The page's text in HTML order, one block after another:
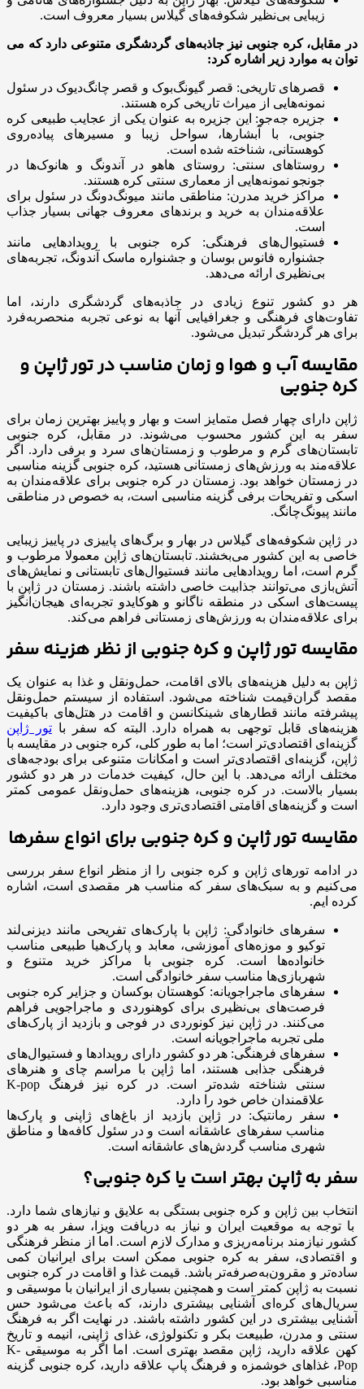
زیبایی بی‌نظیر شکوفه‌های گیلاس بسیار معروف است.
در مقابل، کره جنوبی نیز جاذبه‌های گردشگری متنوعی دارد که می
توان به موارد زیر اشاره کرد:
قصرهای تاریخی: قصر گیونگ‌بوک و قصر چانگ‌دیوک در سئول
نمونه‌هایی از میراث تاریخی کره هستند.
جزیره جه‌جو: این جزیره به عنوان یکی از عجایب طبیعی کره
جنوبی، با آبشارها، سواحل زیبا و مسیرهای پیاده‌روی
کوهستانی، شناخته شده است.
روستاهای سنتی: روستای هاهو در آندونگ و هانوک‌ها در
جونجو نمونه‌هایی از معماری سنتی کره هستند.
مراکز خرید مدرن: مناطقی مانند میونگ‌دونگ در سئول برای
علاقه‌مندان به خرید و برندهای معروف جهانی بسیار جذاب
است.
فستیوال‌های فرهنگی: کره جنوبی با رویدادهایی مانند
جشنواره فانوس بوسان و جشنواره ماسک آندونگ، تجربه‌های
بی‌نظیری ارائه می‌دهد.
هر دو کشور تنوع زیادی در جاذبه‌های گردشگری دارند، اما
تفاوت‌های فرهنگی و جغرافیایی آنها به نوعی تجربه منحصربه‌فرد
برای هر گردشگر تبدیل می‌شود.
مقایسه آب و هوا و زمان مناسب در تور ژاپن و
کره جنوبی
ژاپن دارای چهار فصل متمایز است و بهار و پاییز بهترین زمان برای
سفر به این کشور محسوب می‌شوند. در مقابل، کره جنوبی
تابستان‌های گرم و مرطوب و زمستان‌های سرد و برفی دارد. اگر
علاقه‌مند به ورزش‌های زمستانی هستید، کره جنوبی گزینه مناسبی
در زمستان خواهد بود. زمستان در کره جنوبی برای علاقه‌مندان به
اسکی و تفریحات برفی گزینه مناسبی است، به خصوص در مناطقی
مانند پیونگ‌چانگ.
در ژاپن شکوفه‌های گیلاس در بهار و برگ‌های پاییزی در پاییز زیبایی
خاصی به این کشور می‌بخشند. تابستان‌های ژاپن معمولا مرطوب و
گرم است، اما رویدادهایی مانند فستیوال‌های تابستانی و نمایش‌های
آتش‌بازی می‌توانند جذابیت خاصی داشته باشند. زمستان در ژاپن با
پیست‌های اسکی در منطقه ناگانو و هوکایدو تجربه‌ای هیجان‌انگیز
برای علاقه‌مندان به ورزش‌های زمستانی فراهم می‌کند.
مقایسه تور ژاپن و کره جنوبی از نظر هزینه سفر
ژاپن به دلیل هزینه‌های بالای اقامت، حمل‌ونقل و غذا به عنوان یک
مقصد گران‌قیمت شناخته می‌شود. استفاده از سیستم حمل‌ونقل
پیشرفته مانند قطارهای شینکانسن و اقامت در هتل‌های باکیفیت
هزینه‌های قابل توجهی به همراه دارد. البته که سفر باتور ژاپن
گزینه‌ای اقتصادی‌تر است؛ اما به طور کلی، کره جنوبی در مقایسه با
ژاپن، گزینه‌ای اقتصادی‌تر است و امکانات متنوعی برای بودجه‌های
مختلف ارائه می‌دهد. با این حال، کیفیت خدمات در هر دو کشور
بسیار بالاست. در کره جنوبی، هزینه‌های حمل‌ونقل عمومی کمتر
است و گزینه‌های اقامتی اقتصادی‌تری وجود دارد.
مقایسه تور ژاپن و کره جنوبی برای انواع سفرها
در ادامه تورهای ژاپن و کره جنوبی را از منظر انواع سفر بررسی
می‌کنیم و به سبک‌های سفر که مناسب هر مقصدی است، اشاره
کرده ایم.
سفرهای خانوادگی: ژاپن با پارک‌های تفریحی مانند دیزنی‌لند
توکیو و موزه‌های آموزشی، معابد و پارک‌هیا طبیعی مناسب‌
خانواده‌ها است. کره جنوبی با مراکز خرید متنوع و
شهربازی‌ها مناسب سفر خانوادگی است.
سفرهای ماجراجویانه: کوهستان‌ بوکسان و جزایر کره جنوبی
فرصت‌های بی‌نظیری برای کوهنوردی و ماجراجویی فراهم
می‌کنند. در ژاپن نیز کونوردی در فوجی و بازدید از پارک‌های
ملی تجربه ماجراجویانه است.
سفرهای فرهنگی: هر دو کشور دارای رویدادها و فستیوال‌های
فرهنگی جذابی هستند، اما ژاپن با مراسم چای و هنرهای
سنتی شناخته شده‌تر است. در کره نیز فرهنگ K-pop
علاقمندان خاص خود را دارد.
سفر رمانتیک: در ژاپن بازدید از باغ‌های ژاپنی و پارک‌ها
مناسب سفرهای عاشقانه است و در سئول کافه‌ها و مناطق
شهری مناسب گردش‌های عاشقانه است.
سفر به ژاپن بهتر است یا کره جنوبی؟
انتخاب بین ژاپن و کره جنوبی بستگی به علایق و نیازهای شما دارد.
با توجه به موقعیت ایران و نیاز به دریافت ویزا، سفر به هر دو
کشور نیازمند برنامه‌ریزی و مدارک لازم است. اما از منظر فرهنگی
و اقتصادی، سفر به کره جنوبی ممکن است برای ایرانیان کمی
ساده‌تر و مقرون‌به‌صرفه‌تر باشد. قیمت غذا و اقامت در کره جنوبی
نسبت به ژاپن کمتر است و همچنین بسیاری از ایرانیان با موسیقی و
سریال‌های کره‌ای آشنایی بیشتری دارند، که باعث می‌شود حس
آشنایی بیشتری در این کشور داشته باشند. در نهایت اگر به فرهنگ
سنتی و مدرن، طبیعت بکر و تکنولوژی، غذای ژاپنی، انیمه و تاریخ
کهن علاقه دارید، ژاپن مقصد بهتری است. اما اگر به موسیقی K-
Pop، غذاهای خوشمزه و فرهنگ پاپ علاقه دارید، کره جنوبی گزینه
مناسبی خواهد بود.